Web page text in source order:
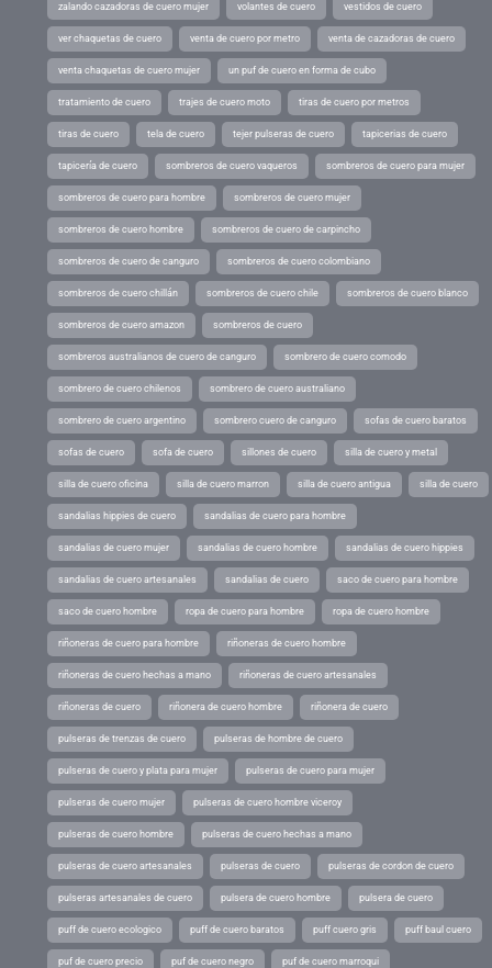
zalando cazadoras de cuero mujer volantes de cuero vestidos de cuero
ver chaquetas de cuero venta de cuero por metro venta de cazadoras de cuero
venta chaquetas de cuero mujer un puf de cuero en forma de cubo
tratamiento de cuero trajes de cuero moto tiras de cuero por metros
tiras de cuero tela de cuero tejer pulseras de cuero tapicerias de cuero
tapicería de cuero sombreros de cuero vaqueros sombreros de cuero para mujer
sombreros de cuero para hombre sombreros de cuero mujer
sombreros de cuero hombre sombreros de cuero de carpincho
sombreros de cuero de canguro sombreros de cuero colombiano
sombreros de cuero chillán sombreros de cuero chile sombreros de cuero blanco
sombreros de cuero amazon sombreros de cuero
sombreros australianos de cuero de canguro sombrero de cuero comodo
sombrero de cuero chilenos sombrero de cuero australiano
sombrero de cuero argentino sombrero cuero de canguro sofas de cuero baratos
sofas de cuero sofa de cuero sillones de cuero silla de cuero y metal
silla de cuero oficina silla de cuero marron silla de cuero antigua silla de cuero
sandalias hippies de cuero sandalias de cuero para hombre
sandalias de cuero mujer sandalias de cuero hombre sandalias de cuero hippies
sandalias de cuero artesanales sandalias de cuero saco de cuero para hombre
saco de cuero hombre ropa de cuero para hombre ropa de cuero hombre
riñoneras de cuero para hombre riñoneras de cuero hombre
riñoneras de cuero hechas a mano riñoneras de cuero artesanales
riñoneras de cuero riñonera de cuero hombre riñonera de cuero
pulseras de trenzas de cuero pulseras de hombre de cuero
pulseras de cuero y plata para mujer pulseras de cuero para mujer
pulseras de cuero mujer pulseras de cuero hombre viceroy
pulseras de cuero hombre pulseras de cuero hechas a mano
pulseras de cuero artesanales pulseras de cuero pulseras de cordon de cuero
pulseras artesanales de cuero pulsera de cuero hombre pulsera de cuero
puff de cuero ecologico puff de cuero baratos puff cuero gris puff baul cuero
puf de cuero precio puf de cuero negro puf de cuero marroqui